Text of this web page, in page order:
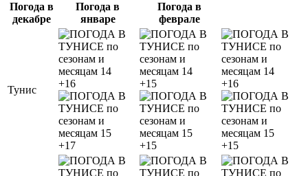
Погода в
декабре
Погода в
январе
Погода в
феврале
Тунис
+16
+17
+15
+15
+16
+15